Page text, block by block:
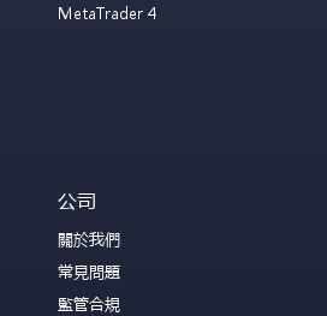
MetaTrader 4
公司
關於我們
常見問題
監管合規